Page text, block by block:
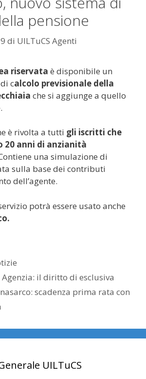
pensione
di UILTuCS Agenti
riservata è disponibile un
calcolo previsionale della
che si aggiunge a quello
è rivolta a tutti gli iscritti che
20 anni di anzianità
una simulazione di
sulla base dei contributi
dell’agente.
potrà essere usato anche
il diritto di esclusiva
scadenza prima rata con
UILTuCS